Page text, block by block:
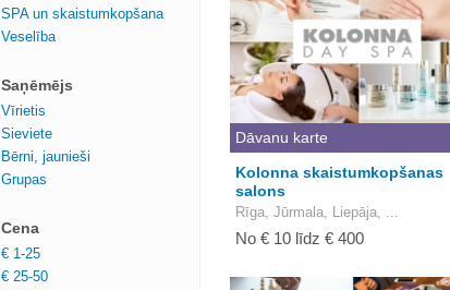
SPA un skaistumkopšana
Veselība
Saņēmējs
Vīrietis
Sieviete
Bērni, jaunieši
Grupas
Cena
€ 1-25
€ 25-50
Dāvanu karte
Kolonna skaistumkopšanas
salons
Rīga, Jūrmala, Liepāja, ...
No € 10 līdz € 400